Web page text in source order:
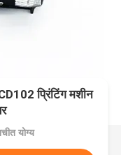
प्रिंटिंग मशीन
योग्य